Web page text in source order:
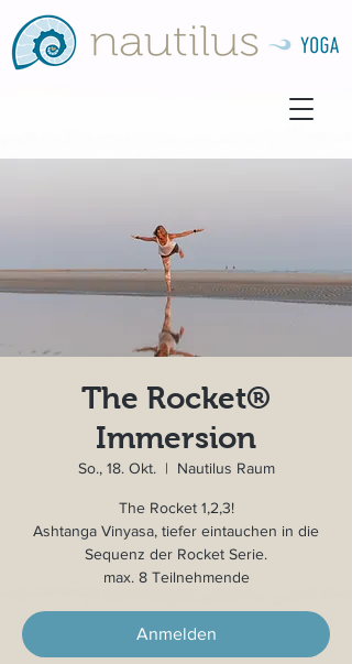
The Rocket®
Immersion
So., 18. Okt.
  |
Nautilus Raum
The Rocket 1,2,3!
Ashtanga Vinyasa, tiefer eintauchen in die
Sequenz der Rocket Serie.
max. 8 Teilnehmende
Anmelden